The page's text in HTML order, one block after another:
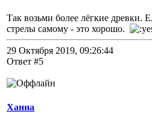
Так возьми более лёгкие древки.
стрелы самому - это хорошо.
29 Октября 2019, 09:26:44
Ответ #5
Ханна